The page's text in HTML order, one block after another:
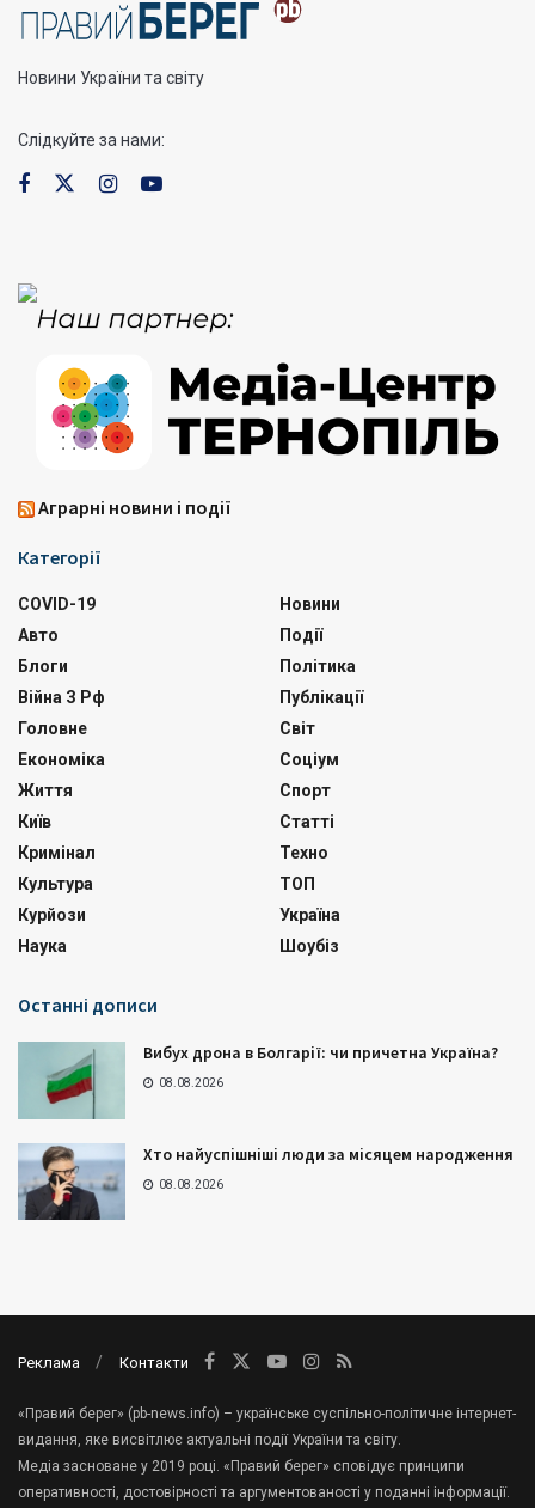
Новини України та світу
Слідкуйте за нами:
Аграрні новини і події
Категорії
COVID-19
Авто
Блоги
Війна З Рф
Головне
Економіка
Життя
Київ
Кримінал
Культура
Курйози
Наука
Новини
Події
Політика
Публікації
Світ
Соціум
Спорт
Статті
Техно
ТОП
Україна
Шоубіз
Останні дописи
Вибух дрона в Болгарії: чи причетна Україна?
08.08.2026
Хто найуспішніші люди за місяцем народження
08.08.2026
Реклама Контакти
«Правий берег» (pb-news.info) – українське суспільно-політичне інтернет-
видання, яке висвітлює актуальні події України та світу.
Медіа засноване у 2019 році. «Правий берег» сповідує принципи
оперативності, достовірності та аргументованості у поданні інформації.